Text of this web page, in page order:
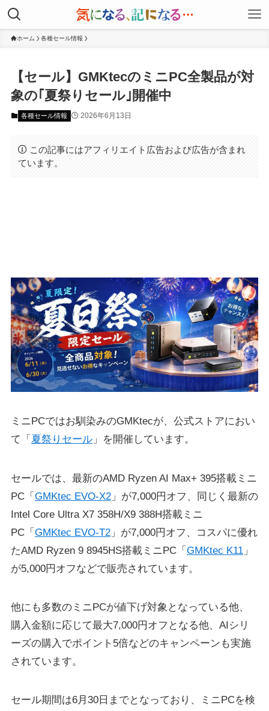
ホーム 各種セール情報
【セール】GMKtecのミニPC全製品が対
象の｢夏祭りセール｣開催中
各種セール情報 2026年6月13日
この記事にはアフィリエイト広告および広告が含まれ
ています。
ミニPCではお馴染みのGMKtecが、公式ストアにおい
て「 夏祭りセール」を開催しています。
セールでは、最新のAMD Ryzen AI Max+ 395搭載ミニ
PC「 GMKtec EVO-X2」が7,000円オフ、同じく最新の
Intel Core Ultra X7 358H/X9 388H搭載ミニ
PC「 GMKtec EVO-T2」が7,000円オフ、コスパに優れ
たAMD Ryzen 9 8945HS搭載ミニPC「 GMKtec K11」
が5,000円オフなどで販売されています。
他にも多数のミニPCが値下げ対象となっている他、
購入金額に応じて最大7,000円オフとなる他、AIシリ
ーズの購入でポイント5倍などのキャンペーンも実施
されています。
セール期間は6月30日までとなっており、ミニPCを検